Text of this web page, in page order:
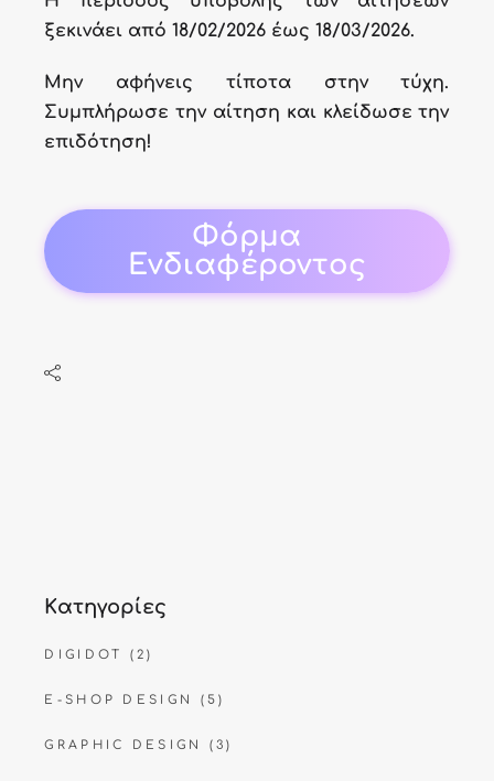
ξεκινάει από18/02/2026 έως 18/03/2026.
Μην αφήνεις τίποτα στην τύχη.
Συμπλήρωσε την αίτηση και κλείδωσε την
επιδότηση!
Φόρμα
Ενδιαφέροντος
Kατηγορίες
DIGIDOT (2)
E-SHOP DESIGN (5)
GRAPHIC DESIGN (3)